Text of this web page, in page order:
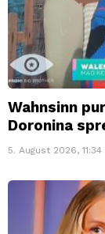
Wahnsinn
Doronina
5. August 2026, 11:34